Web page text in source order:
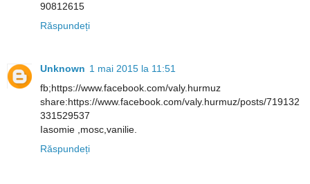
90812615
Răspundeți
Unknown 1 mai 2015 la 11:51
fb;https://www.facebook.com/valy.hurmuz
share:https://www.facebook.com/valy.hurmuz/posts/719132
331529537
Iasomie ,mosc,vanilie.
Răspundeți